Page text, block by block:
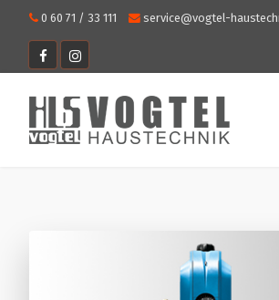
0 60 71 / 33 111 service@vogtel-